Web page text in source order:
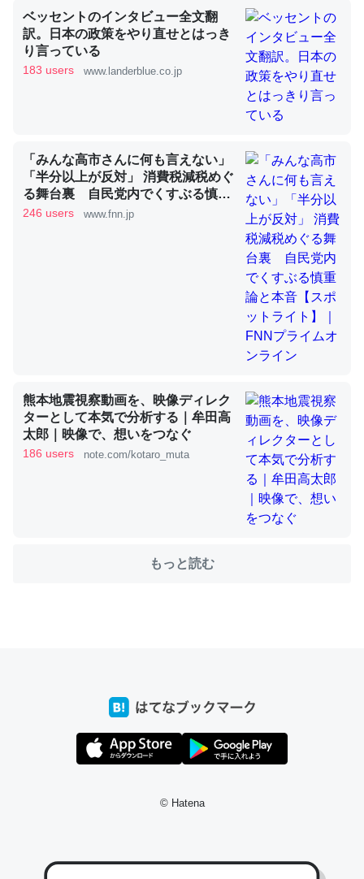
利だから両方が拮抗してるのでは」とあって面白い。海に
いる鋏角類（カブトガニ・ウミグモ）はカルシウムを使わ
ずキチンを強化してる筈だが、酵素が違うのか？
─ニュース :: 【研究発表】昆虫学の大問題＝「昆虫はなぜ海にいな
これを元に考えるとカルシウムを大量に使う脊椎動物と貝
類は苦労してるんだな…。腹足類だと殻を無くしてナメク
─ニュース :: 【研究発表】昆虫学の大問題＝「昆虫はなぜ海にいな
ちぼちRingも置こうかと画策中。あと、Googleマップで
位置情報を共有してる。電池残量や充電中かが分かるので
これ見て生きてるなって分かる。
─たまにLINEするくらいだった遠方の父67歳と僕。ITツール導入で
コミュニケーションが劇的に変化した｜tayorini by LIFULL介護
たいなのでネット環境作ったけどAlexaしか使わないので
ベッセントのインタビュー全文翻
訳。日本の政策をやり直せとはっき
り言っている
183 users www.landerblue.co.jp
「みんな高市さんに何も言えない」
「半分以上が反対」 消費税減税めぐ
る舞台裏 自民党内でくすぶる慎重
論と本音【スポットライト】｜FNN
246 users www.fnn.jp
熊本地震視察動画を、映像ディレク
ターとして本気で分析する｜牟田高
太郎｜映像で、想いをつなぐ
186 users note.com/kotaro_muta
もっと読む
© Hatena